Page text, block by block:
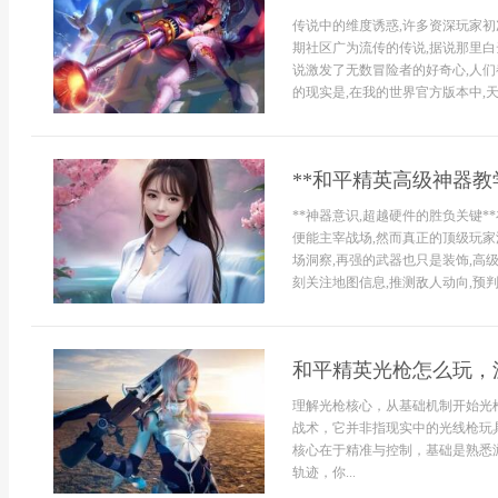
传说中的维度诱惑,许多资深玩家
期社区广为流传的传说,据说那里
说激发了无数冒险者的好奇心,人
的现实是,在我的世界官方版本中,
**和平精英高级神器
**神器意识,超越硬件的胜负关键
便能主宰战场,然而真正的顶级玩
场洞察,再强的武器也只是装饰,高
刻关注地图信息,推测敌人动向,预
和平精英光枪怎么玩
理解光枪核心，从基础机制开始
战术，它并非指现实中的光线枪
核心在于精准与控制，基础是熟
轨迹，你...